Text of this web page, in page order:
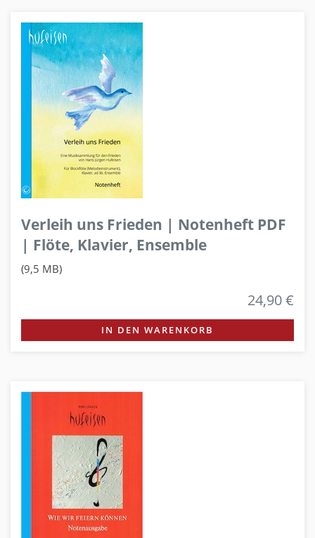
Verleih uns Frieden | Notenheft PDF
| Flöte, Klavier, Ensemble
(9,5 MB)
24,90 €
IN DEN WARENKORB